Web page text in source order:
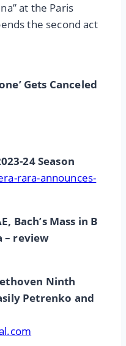
at the Paris
the second act
Gets Canceled
24 Season
rara-announces-
Bach’s Mass in B
– review
Ninth
Petrenko and